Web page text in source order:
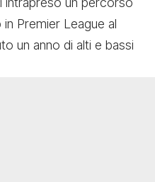
Premier League al
un anno di alti e bassi